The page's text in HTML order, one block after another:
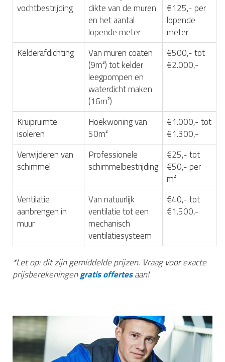
vochtbestrijding
dikte van de muren
en het aantal
lopende meter
€125,- per
lopende
meter
Kelderafdichting
Van muren coaten
(9m²) tot kelder
leegpompen en
waterdicht maken
(16m²)
€500,- tot
€2.000,-
Kruipruimte
isoleren
Hoekwoning van
50m²
€1.000,- tot
€1.300,-
Verwijderen van
schimmel
Professionele
schimmelbestrijding
€25,- tot
€50,- per
m²
Ventilatie
aanbrengen in
muur
Van natuurlijk
ventilatie tot een
mechanisch
ventilatiesysteem
€40,- tot
€1.500,-
*Let op: dit zijn gemiddelde prijzen. Vraag voor exacte
prijsberekeningengratis offertesaan!